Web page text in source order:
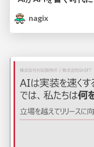
nagix